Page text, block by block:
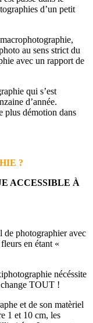
d’un petit
au sens strict du
avec un rapport de
qui s’est
d’année.
plus démotion dans
?
ACCESSIBLE À
de photographier avec
en étant «
nécéssite
change TOUT !
et de son matèriel
1 et 10 cm, les